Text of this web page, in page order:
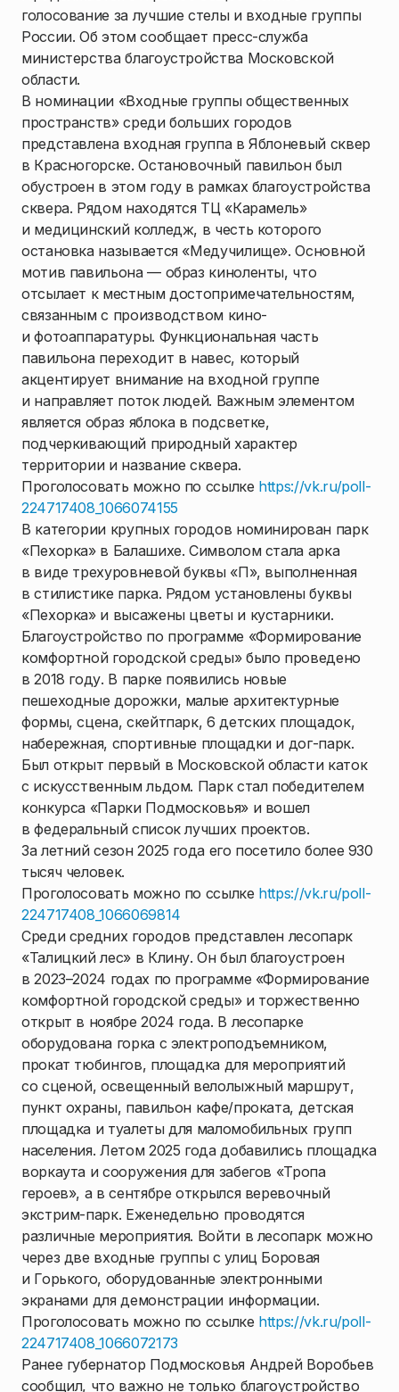
голосование за лучшие стелы и входные группы
России. Об этом сообщает пресс-служба
министерства благоустройства Московской
области.
В номинации «Входные группы общественных
пространств» среди больших городов
представлена входная группа в Яблоневый сквер
в Красногорске. Остановочный павильон был
обустроен в этом году в рамках благоустройства
сквера. Рядом находятся ТЦ «Карамель»
и медицинский колледж, в честь которого
остановка называется «Медучилище». Основной
мотив павильона — образ киноленты, что
отсылает к местным достопримечательностям,
связанным с производством кино-
и фотоаппаратуры. Функциональная часть
павильона переходит в навес, который
акцентирует внимание на входной группе
и направляет поток людей. Важным элементом
является образ яблока в подсветке,
подчеркивающий природный характер
территории и название сквера.
Проголосовать можно по ссылке https://vk.ru/poll-
224717408_1066074155
В категории крупных городов номинирован парк
«Пехорка» в Балашихе. Символом стала арка
в виде трехуровневой буквы «П», выполненная
в стилистике парка. Рядом установлены буквы
«Пехорка» и высажены цветы и кустарники.
Благоустройство по программе «Формирование
комфортной городской среды» было проведено
в 2018 году. В парке появились новые
пешеходные дорожки, малые архитектурные
формы, сцена, скейтпарк, 6 детских площадок,
набережная, спортивные площадки и дог-парк.
Был открыт первый в Московской области каток
с искусственным льдом. Парк стал победителем
конкурса «Парки Подмосковья» и вошел
в федеральный список лучших проектов.
За летний сезон 2025 года его посетило более 930
тысяч человек.
Проголосовать можно по ссылке https://vk.ru/poll-
224717408_1066069814
Среди средних городов представлен лесопарк
«Талицкий лес» в Клину. Он был благоустроен
в 2023–2024 годах по программе «Формирование
комфортной городской среды» и торжественно
открыт в ноябре 2024 года. В лесопарке
оборудована горка с электроподъемником,
прокат тюбингов, площадка для мероприятий
со сценой, освещенный велолыжный маршрут,
пункт охраны, павильон кафе/проката, детская
площадка и туалеты для маломобильных групп
населения. Летом 2025 года добавились площадка
воркаута и сооружения для забегов «Тропа
героев», а в сентябре открылся веревочный
экстрим-парк. Еженедельно проводятся
различные мероприятия. Войти в лесопарк можно
через две входные группы с улиц Боровая
и Горького, оборудованные электронными
экранами для демонстрации информации.
Проголосовать можно по ссылке https://vk.ru/poll-
224717408_1066072173
Ранее губернатор Подмосковья Андрей Воробьев
сообщил, что важно не только благоустройство